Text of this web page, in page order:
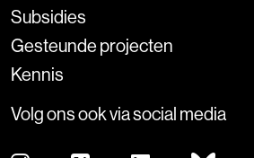
Subsidies
Gesteunde projecten
Kennis
Volg ons ook via social media